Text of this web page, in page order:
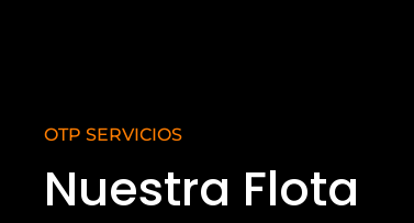
OTP SERVICIOS
Nuestra Flota